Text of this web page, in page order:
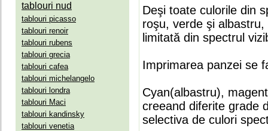
tablouri nud
tablouri picasso
tablouri renoir
tablouri rubens
tablouri grecia
tablouri cafea
tablouri michelangelo
tablouri londra
tablouri Maci
tablouri kandinsky
tablouri venetia
Deşi toate culorile din
roşu, verde şi
limitată din spectrul
Imprimarea panzei se
Cyan(albastru),
creeand diferite grade
selectiva de culori